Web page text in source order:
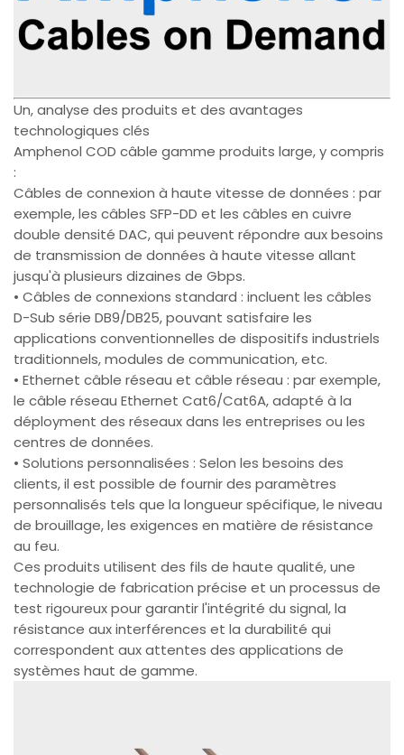
Un, analyse des produits et des avantages
technologiques clés
Amphenol COD câble gamme produits large, y compris
:
Câbles de connexion à haute vitesse de données : par
exemple, les câbles SFP-DD et les câbles en cuivre
double densité DAC, qui peuvent répondre aux besoins
de transmission de données à haute vitesse allant
jusqu'à plusieurs dizaines de Gbps.
• Câbles de connexions standard : incluent les câbles
D-Sub série DB9/DB25, pouvant satisfaire les
applications conventionnelles de dispositifs industriels
traditionnels, modules de communication, etc.
• Ethernet câble réseau et câble réseau : par exemple,
le câble réseau Ethernet Cat6/Cat6A, adapté à la
déployment des réseaux dans les entreprises ou les
centres de données.
• Solutions personnalisées : Selon les besoins des
clients, il est possible de fournir des paramètres
personnalisés tels que la longueur spécifique, le niveau
de brouillage, les exigences en matière de résistance
au feu.
Ces produits utilisent des fils de haute qualité, une
technologie de fabrication précise et un processus de
test rigoureux pour garantir l'intégrité du signal, la
résistance aux interférences et la durabilité qui
correspondent aux attentes des applications de
systèmes haut de gamme.